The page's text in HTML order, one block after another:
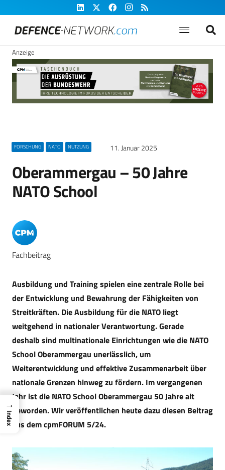
Anzeige
FORSCHUNG NATO NUTZUNG 11. Januar 2025
Oberammergau – 50 Jahre
NATO School
Fachbeitrag
Ausbildung und Training spielen eine zentrale Rolle bei
der Entwicklung und Bewahrung der Fähigkeiten von
Streitkräften. Die Ausbildung für die NATO liegt
weitgehend in nationaler Verantwortung. Gerade
deshalb sind multinationale Einrichtungen wie die NATO
School Oberammergau unerlässlich, um
Weiterentwicklung und effektive Zusammenarbeit über
nationale Grenzen hinweg zu fördern. Im vergangenen
Jahr ist die NATO School Oberammergau 50 Jahre alt
geworden. Wir veröffentlichen heute dazu diesen Beitrag
aus dem cpmFORUM 5/24.
→
Index